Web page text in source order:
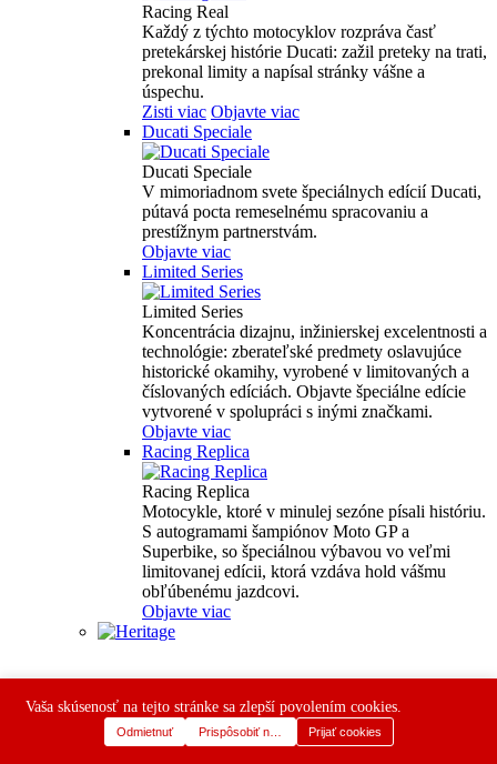
Racing Real
Každý z týchto motocyklov rozpráva časť
pretekárskej histórie Ducati: zažil preteky na trati,
prekonal limity a napísal stránky vášne a
úspechu.
Zisti viac Objavte viac
Ducati Speciale
Ducati Speciale
V mimoriadnom svete špeciálnych edícií Ducati,
pútavá pocta remeselnému spracovaniu a
prestížnym partnerstvám.
Objavte viac
Limited Series
Limited Series
Koncentrácia dizajnu, inžinierskej excelentnosti a
technológie: zberateľské predmety oslavujúce
historické okamihy, vyrobené v limitovaných a
číslovaných edíciách. Objavte špeciálne edície
vytvorené v spolupráci s inými značkami.
Objavte viac
Racing Replica
Racing Replica
Motocykle, ktoré v minulej sezóne písali históriu.
S autogramami šampiónov Moto GP a
Superbike, so špeciálnou výbavou vo veľmi
limitovanej edícii, ktorá vzdáva hold vášmu
obľúbenému jazdcovi.
Objavte viac
Vaša skúsenosť na tejto stránke sa zlepší povolením cookies.
Odmietnuť Prispôsobiť nastaveniaPrijať cookies